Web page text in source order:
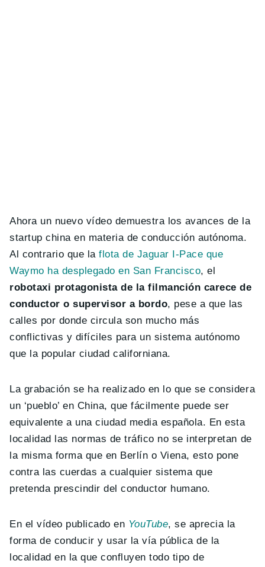
Ahora un nuevo vídeo demuestra los avances de la
startup china en materia de conducción autónoma.
Al contrario que la flota de Jaguar I-Pace que
Waymo ha desplegado en San Francisco, el
robotaxi protagonista de la filmanción carece de
conductor o supervisor a bordo, pese a que las
calles por donde circula son mucho más
conflictivas y difíciles para un sistema autónomo
que la popular ciudad californiana.
La grabación se ha realizado en lo que se considera
un ‘pueblo’ en China, que fácilmente puede ser
equivalente a una ciudad media española. En esta
localidad las normas de tráfico no se interpretan de
la misma forma que en Berlín o Viena, esto pone
contra las cuerdas a cualquier sistema que
pretenda prescindir del conductor humano.
En el vídeo publicado en YouTube, se aprecia la
forma de conducir y usar la vía pública de la
localidad en la que confluyen todo tipo de